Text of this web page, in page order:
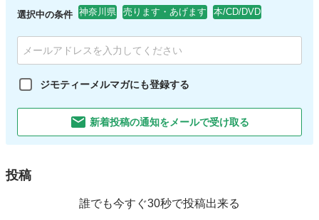
選択中の条件 神奈川県 売ります・あげます 本/CD/DVD
ジモティーメルマガにも登録する
新着投稿の通知をメールで受け取る
投稿
誰でも今すぐ30秒で投稿出来る